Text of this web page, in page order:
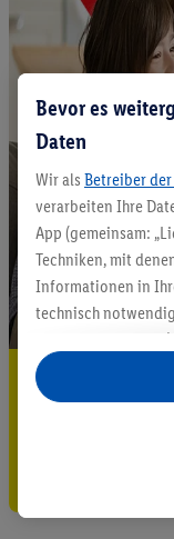
5.95
Bevor es
Daten
Wir als Betreiber
verarbeiten Ihre
App (gemeinsam:
Techniken, mit
Informationen in
technisch
auch durch Partner
Verantwortliche; im
insgesamt
Statistik-Erstellung